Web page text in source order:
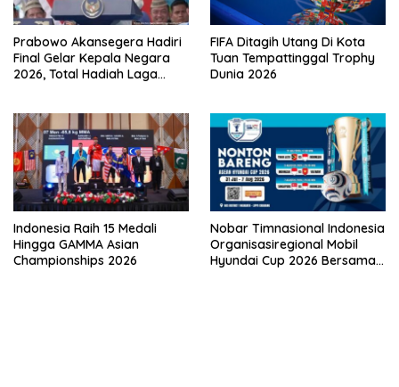
Prabowo Akansegera Hadiri
Final Gelar Kepala Negara
2026, Total Hadiah Laga
FIFA Ditagih Utang Di Kota
Tuan Tempattinggal Trophy
Dunia 2026
Indonesia Raih 15 Medali
Hingga GAMMA Asian
Championships 2026
Nobar Timnasional Indonesia
Organisasiregional Mobil
Hyundai Cup 2026 Bersama